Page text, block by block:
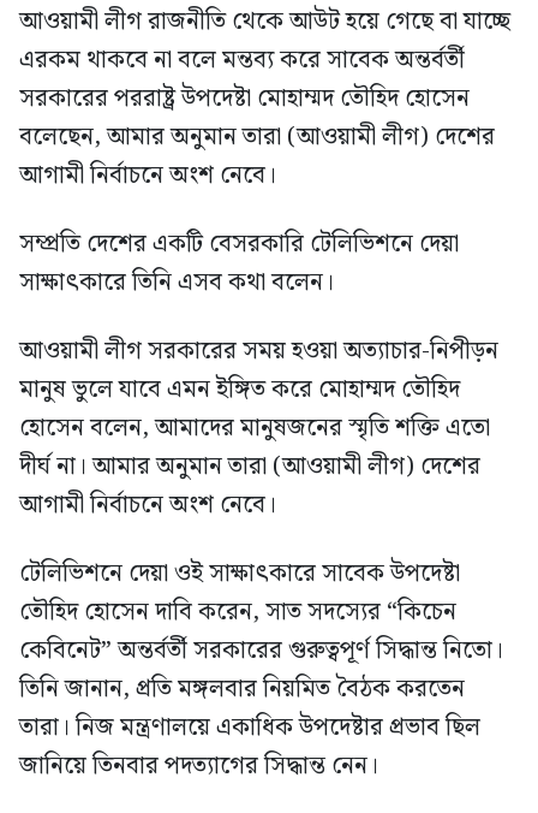
আওয়ামী লীগ রাজনীতি থেকে আউট হয়ে গেছে বা যাচ্ছে
এরকম থাকবে না বলে মন্তব্য করে সাবেক অন্তর্বর্তী
সরকারের পররাষ্ট্র উপদেষ্টা মোহাম্মদ তৌহিদ হোসেন
বলেছেন, আমার অনুমান তারা (আওয়ামী লীগ) দেশের
আগামী নির্বাচনে অংশ নেবে।
সম্প্রতি দেশের একটি বেসরকারি টেলিভিশনে দেয়া
সাক্ষাৎকারে তিনি এসব কথা বলেন।
আওয়ামী লীগ সরকারের সময় হওয়া অত্যাচার-নিপীড়ন
মানুষ ভুলে যাবে এমন ইঙ্গিত করে মোহাম্মদ তৌহিদ
হোসেন বলেন, আমাদের মানুষজনের স্মৃতি শক্তি এতো
দীর্ঘ না। আমার অনুমান তারা (আওয়ামী লীগ) দেশের
আগামী নির্বাচনে অংশ নেবে।
টেলিভিশনে দেয়া ওই সাক্ষাৎকারে সাবেক উপদেষ্টা
তৌহিদ হোসেন দাবি করেন, সাত সদস্যের “কিচেন
কেবিনেট” অন্তর্বর্তী সরকারের গুরুত্বপূর্ণ সিদ্ধান্ত নিতো।
তিনি জানান, প্রতি মঙ্গলবার নিয়মিত বৈঠক করতেন
তারা। নিজ মন্ত্রণালয়ে একাধিক উপদেষ্টার প্রভাব ছিল
জানিয়ে তিনবার পদত্যাগের সিদ্ধান্ত নেন।